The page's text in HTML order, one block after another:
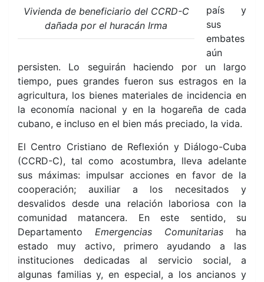
Vivienda de beneficiario del CCRD-C
dañada por el huracán Irma
país y
sus
embates
aún
persisten. Lo seguirán haciendo por un largo
tiempo, pues grandes fueron sus estragos en la
agricultura, los bienes materiales de incidencia en
la economía nacional y en la hogareña de cada
cubano, e incluso en el bien más preciado, la vida.
El Centro Cristiano de Reflexión y Diálogo-Cuba
(CCRD-C), tal como acostumbra, lleva adelante
sus máximas: impulsar acciones en favor de la
cooperación; auxiliar a los necesitados y
desvalidos desde una relación laboriosa con la
comunidad matancera. En este sentido, su
Departamento Emergencias Comunitarias ha
estado muy activo, primero ayudando a las
instituciones dedicadas al servicio social, a
algunas familias y, en especial, a los ancianos y